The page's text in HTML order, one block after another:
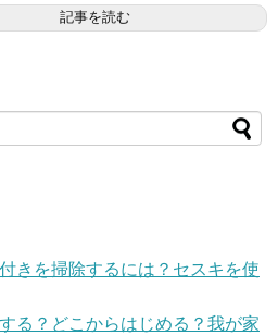
記事を読む
きを掃除するには？セスキを使
る？どこからはじめる？我が家